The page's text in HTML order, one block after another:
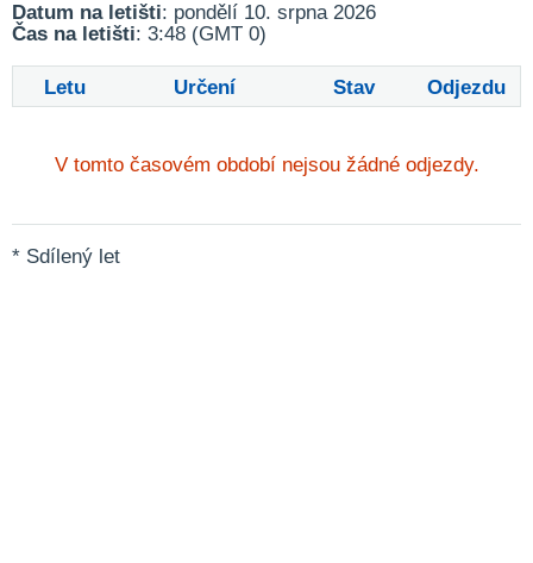
Datum na letišti: pondělí 10. srpna 2026
Čas na letišti: 3:48 (GMT 0)
Letu Určení Stav Odjezdu
V tomto časovém období nejsou žádné odjezdy.
* Sdílený let